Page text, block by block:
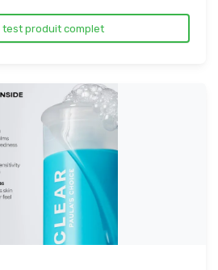
test produit complet